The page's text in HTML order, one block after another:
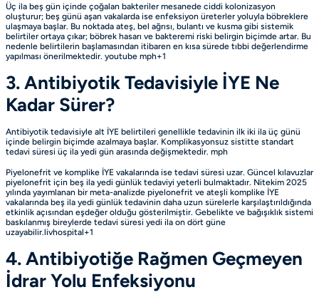
Üç ila beş gün içinde çoğalan bakteriler mesanede ciddi kolonizasyon
oluşturur; beş günü aşan vakalarda ise enfeksiyon üreterler yoluyla böbreklere
ulaşmaya başlar. Bu noktada ateş, bel ağrısı, bulantı ve kusma gibi sistemik
belirtiler ortaya çıkar; böbrek hasarı ve bakteremi riski belirgin biçimde artar. Bu
nedenle belirtilerin başlamasından itibaren en kısa sürede tıbbi değerlendirme
yapılması önerilmektedir. youtube mph+1
3. Antibiyotik Tedavisiyle İYE Ne
Kadar Sürer?
Antibiyotik tedavisiyle alt İYE belirtileri genellikle tedavinin ilk iki ila üç günü
içinde belirgin biçimde azalmaya başlar. Komplikasyonsuz sistitte standart
tedavi süresi üç ila yedi gün arasında değişmektedir. mph
Piyelonefrit ve komplike İYE vakalarında ise tedavi süresi uzar. Güncel kılavuzlar
piyelonefrit için beş ila yedi günlük tedaviyi yeterli bulmaktadır. Nitekim 2025
yılında yayımlanan bir meta-analizde piyelonefrit ve ateşli komplike İYE
vakalarında beş ila yedi günlük tedavinin daha uzun sürelerle karşılaştırıldığında
etkinlik açısından eşdeğer olduğu gösterilmiştir. Gebelikte ve bağışıklık sistemi
baskılanmış bireylerde tedavi süresi yedi ila on dört güne
uzayabilir.livhospital+1
4. Antibiyotiğe Rağmen Geçmeyen
İdrar Yolu Enfeksiyonu